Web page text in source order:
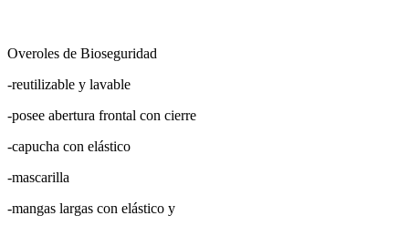
Overoles de Bioseguridad
-reutilizable y lavable
-posee abertura frontal con cierre
-capucha con elástico
-mascarilla
-mangas largas con elástico y